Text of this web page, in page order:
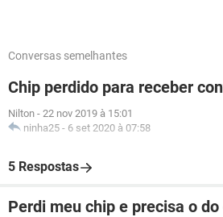
Conversas semelhantes
Chip perdido para receber
Nilton - 22 nov 2019 à 15:01
ninha25 - 6 set 2020 à 07:58
5 Respostas
Perdi meu chip e precisa o